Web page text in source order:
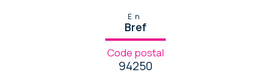
En
Bref
Code postal
94250